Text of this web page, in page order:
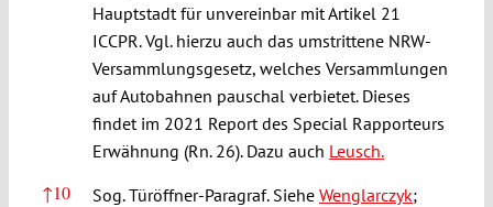
Hauptstadt für unvereinbar mit Artikel 21
ICCPR. Vgl. hierzu auch das umstrittene NRW-
Versammlungsgesetz, welches Versammlungen
auf Autobahnen pauschal verbietet. Dieses
findet im 2021 Report des Special Rapporteurs
Erwähnung (Rn. 26). Dazu auch Leusch.
↑10 Sog. Türöffner-Paragraf. Siehe Wenglarczyk;